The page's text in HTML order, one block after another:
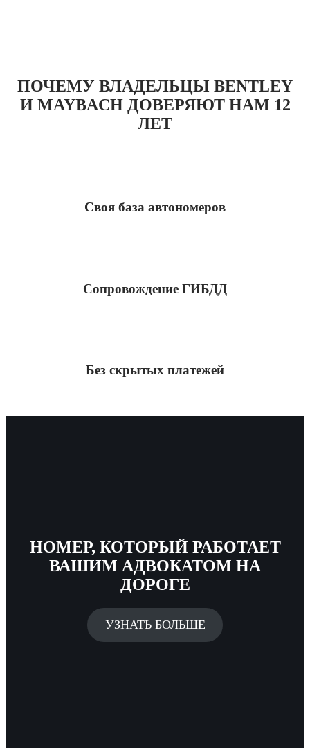
ПОЧЕМУ ВЛАДЕЛЬЦЫ BENTLEY
И MAYBACH ДОВЕРЯЮТ НАМ 12
ЛЕТ
Своя база автономеров
Сопровождение ГИБДД
Без скрытых платежей
НОМЕР, КОТОРЫЙ РАБОТАЕТ
ВАШИМ АДВОКАТОМ НА
ДОРОГЕ
УЗНАТЬ БОЛЬШЕ